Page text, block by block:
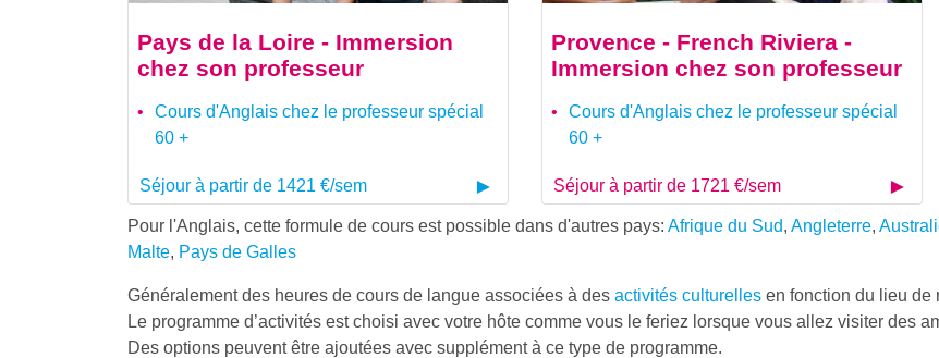
Pays de la Loire - Immersion
chez son professeur
Cours d'Anglais chez le professeur spécial
60 +
Séjour à partir de 1421 €/sem
Provence - French Riviera -
Immersion chez son professeur
Cours d'Anglais chez le professeur spécial
60 +
Séjour à partir de 1721 €/sem
Pour l'Anglais, cette formule de cours est possible dans d'autres pays: Afrique du Sud, Angleterre,
Malte, Pays de Galles
Généralement des heures de cours de langue associées à des activités culturelles en fonction du lieu de
Le programme d’activités est choisi avec votre hôte comme vous le feriez lorsque vous allez visiter des
Des options peuvent être ajoutées avec supplément à ce type de programme.